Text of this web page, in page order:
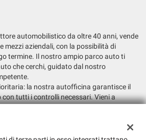
automobilistico da oltre 40 anni, vende
mezzi aziendali, con la possibilità di
termine. Il nostro ampio parco auto ti
che cerchi, guidato dal nostro
la nostra autofficina garantisce il
tutti i controlli necessari. Vieni a